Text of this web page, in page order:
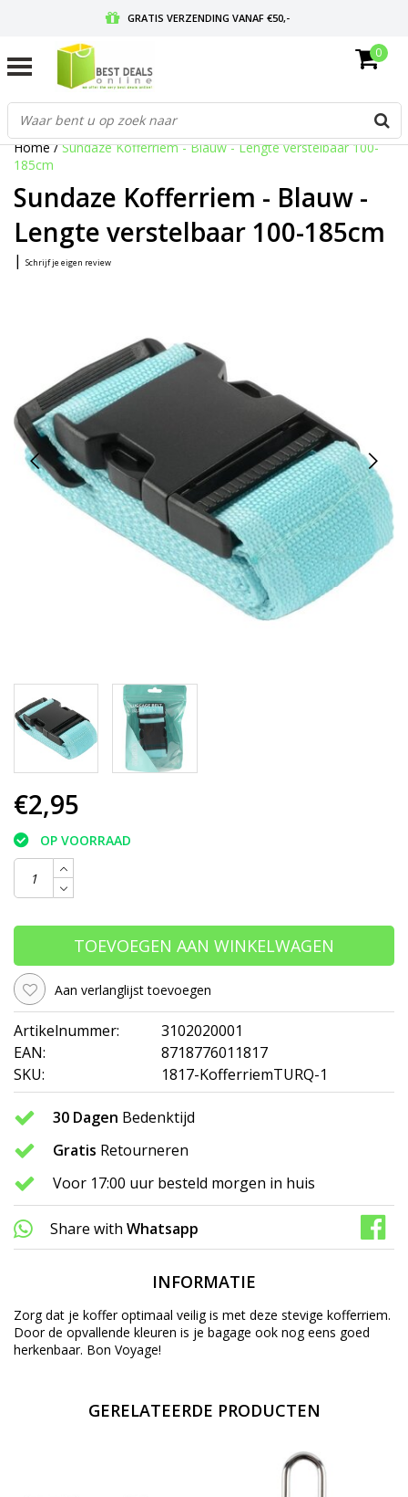
GRATIS VERZENDING VANAF €50,-
GRATIS RETOURNEREN EN 30 DAGEN BEDENKTIJD
0
Home/Sundaze Kofferriem - Blauw - Lengte verstelbaar 100-
185cm
Sundaze Kofferriem - Blauw -
Lengte verstelbaar 100-185cm
| Schrijf je eigen review
€2,95
OP VOORRAAD
TOEVOEGEN AAN WINKELWAGEN
Aan verlanglijst toevoegen
Artikelnummer:
3102020001
EAN:
8718776011817
SKU:
1817-KofferriemTURQ-1
30 Dagen Bedenktijd
Gratis Retourneren
Voor 17:00 uur besteld morgen in huis
Share with Whatsapp
INFORMATIE
Zorg dat je koffer optimaal veilig is met deze stevige kofferriem.
Door de opvallende kleuren is je bagage ook nog eens goed
herkenbaar. Bon Voyage!
GERELATEERDE PRODUCTEN